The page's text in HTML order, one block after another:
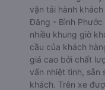
Văn phòng xe Cô
Xem địa chỉ
https://
Số điện thoại
An Khê - Gia
🚌 5. Xe Hưng